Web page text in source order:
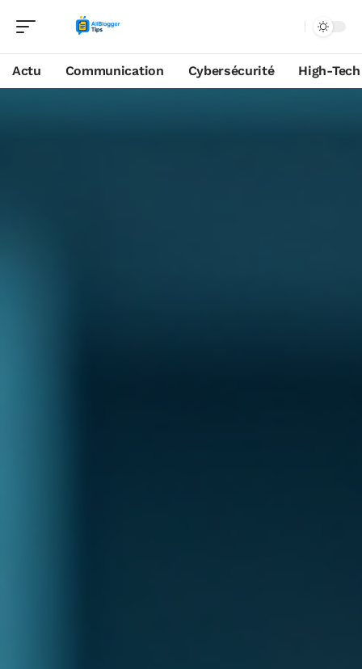
Actu Communication Cybersécurité High-Tech